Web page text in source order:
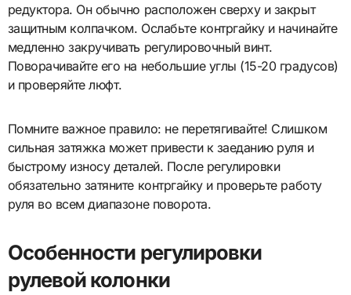
редуктора. Он обычно расположен сверху и закрыт
защитным колпачком. Ослабьте контргайку и начинайте
медленно закручивать регулировочный винт.
Поворачивайте его на небольшие углы (15-20 градусов)
и проверяйте люфт.
Помните важное правило: не перетягивайте! Слишком
сильная затяжка может привести к заеданию руля и
быстрому износу деталей. После регулировки
обязательно затяните контргайку и проверьте работу
руля во всем диапазоне поворота.
Особенности регулировки
рулевой колонки